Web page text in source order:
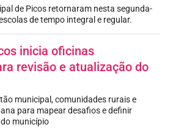
de Picos retornaram nesta segunda-
de tempo integral e regular.
inicia oficinas
revisão e atualização do
municipal, comunidades rurais e
para mapear desafios e definir
município